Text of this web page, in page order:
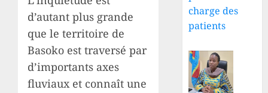
d’autant plus grande
que le territoire de
Basoko est traversé par
d’importants axes
fluviaux et connaît une
charge des
patients